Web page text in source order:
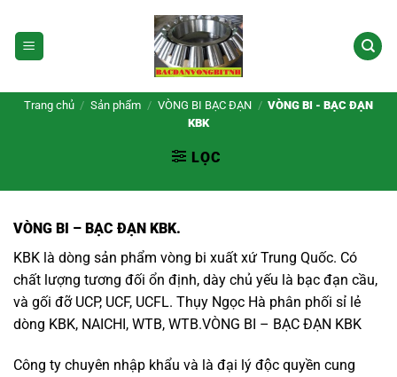
qua
nội
Trang chủ / Sản phẩm / VÒNG BI BẠC ĐẠN / VÒNG BI - BẠC ĐẠN
KBK
LỌC
VÒNG BI – BẠC ĐẠN KBK.
KBK là dòng sản phẩm vòng bi xuất xứ Trung Quốc. Có
chất lượng tương đối ổn định, dày chủ yếu là bạc đạn cầu,
và gối đỡ UCP, UCF, UCFL. Thụy Ngọc Hà phân phối sỉ lẻ
dòng KBK, NAICHI, WTB, WTB.VÒNG BI – BẠC ĐẠN KBK
Công ty chuyên nhập khẩu và là đại lý độc quyền cung